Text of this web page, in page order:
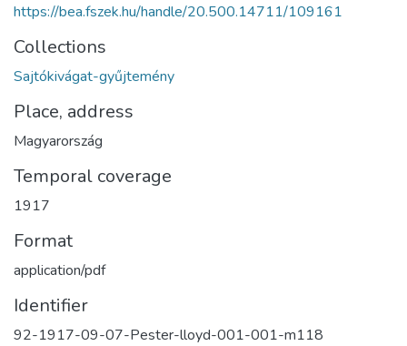
https://bea.fszek.hu/handle/20.500.14711/109161
Collections
Sajtókivágat-gyűjtemény
Place, address
Magyarország
Temporal coverage
1917
Format
application/pdf
Identifier
92-1917-09-07-Pester-lloyd-001-001-m118